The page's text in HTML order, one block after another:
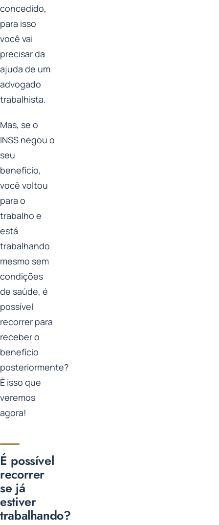
concedido,
para isso
você vai
precisar da
ajuda de um
advogado
trabalhista.
Mas, se o
INSS negou o
seu
benefício,
você voltou
para o
trabalho e
está
trabalhando
mesmo sem
condições
de saúde, é
possível
recorrer para
receber o
benefício
posteriormente?
É isso que
veremos
agora!
É possível
recorrer
se já
estiver
trabalhando?